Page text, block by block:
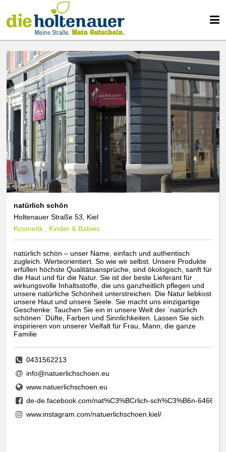
natürlich schön
Holtenauer Straße 53, Kiel
Kosmetik , Kinder & Babies
natürlich schön – unser Name, einfach und authentisch
zugleich. Werteorientiert. So wie wir selbst. Unsere Produkte
erfüllen höchste Qualitätsansprüche, sind ökologisch, sanft für
die Haut und für die Natur. Sie ist der beste Lieferant für
wirkungsvolle Inhaltsstoffe, die uns ganzheitlich pflegen und
unsere natürliche Schönheit unterstreichen. Die Natur liebkost
unsere Haut und unsere Seele. Sie macht uns einzigartige
Geschenke: Tauchen Sie ein in unsere Welt der ´natürlich
schönen´ Düfte, Farben und Sinnlichkeiten. Lassen Sie sich
inspirieren von unserer Vielfalt für Frau, Mann, die ganze
Familie
0431562213
info@natuerlichschoen.eu
www.natuerlichschoen.eu
de-de.facebook.com/nat%C3%BCrlich-sch%C3%B6n-
www.instagram.com/natuerlichschoen.kiel/
We use cookies
We use cookies and other technologies on our website. Some of these are
essential, while others help us to improve this website and your
experience. Personal data can be processed (e.g. IP addresses), e.g. B. for
personalized ads and content or ad and content measurement. You can
find more information about the use of your data in ourdata protection
declaration. You can revoke or adjust your selection at any time under
Settings.